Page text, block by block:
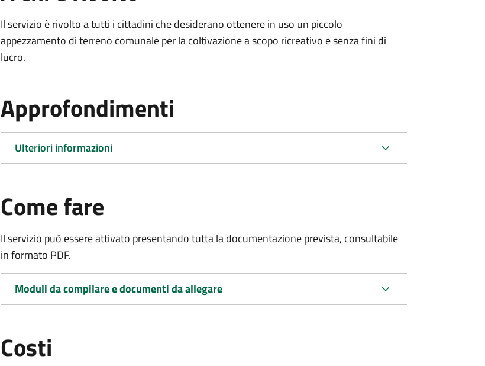
Il servizio è rivolto a tutti i cittadini che desiderano ottenere in uso un piccolo
appezzamento di terreno comunale per la coltivazione a scopo ricreativo e senza fini di
lucro.
Approfondimenti
Ulteriori informazioni
Come fare
Il servizio può essere attivato presentando tutta la documentazione prevista, consultabile
in formato PDF.
Moduli da compilare e documenti da allegare
Costi